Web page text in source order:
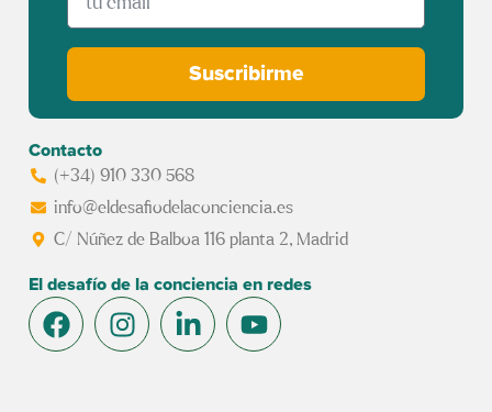
Suscribirme
Contacto
(+34) 910 330 568
info@eldesafiodelaconciencia.es
C/ Núñez de Balboa 116 planta 2, Madrid
El desafío de la conciencia en redes